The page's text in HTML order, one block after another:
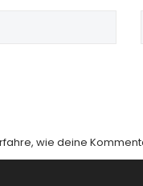
wie deine